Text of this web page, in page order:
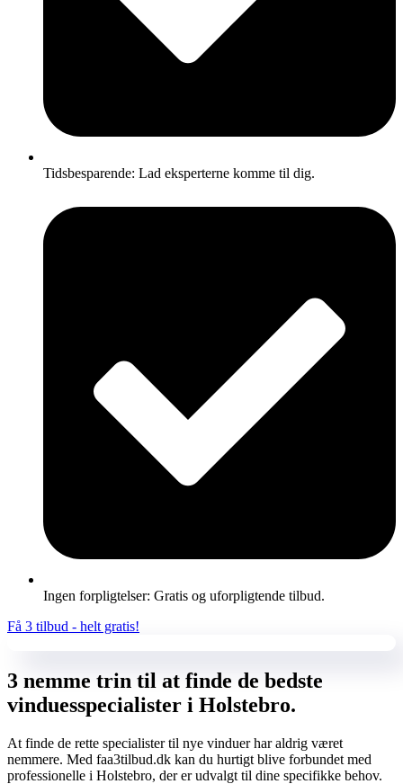
Tidsbesparende: Lad eksperterne komme til dig.
Ingen forpligtelser: Gratis og uforpligtende tilbud.
Få 3 tilbud - helt gratis!
3 nemme trin til at finde de bedste
vinduesspecialister i Holstebro.
At finde de rette specialister til nye vinduer har aldrig været
nemmere. Med faa3tilbud.dk kan du hurtigt blive forbundet med
professionelle i Holstebro, der er udvalgt til dine specifikke behov.